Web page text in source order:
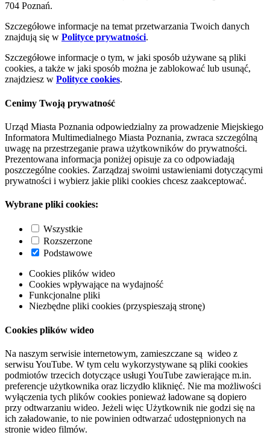
704 Poznań.
Szczegółowe informacje na temat przetwarzania Twoich danych
znajdują się w Polityce prywatności.
Szczegółowe informacje o tym, w jaki sposób używane są pliki
cookies, a także w jaki sposób można je zablokować lub usunąć,
znajdziesz w Polityce cookies.
Cenimy Twoją prywatność
Urząd Miasta Poznania odpowiedzialny za prowadzenie Miejskiego
Informatora Multimedialnego Miasta Poznania, zwraca szczególną
uwagę na przestrzeganie prawa użytkowników do prywatności.
Prezentowana informacja poniżej opisuje za co odpowiadają
poszczególne cookies. Zarządzaj swoimi ustawieniami dotyczącymi
prywatności i wybierz jakie pliki cookies chcesz zaakceptować.
Wybrane pliki cookies:
Wszystkie
Rozszerzone
Podstawowe
Cookies plików wideo
Cookies wpływające na wydajność
Funkcjonalne pliki
Niezbędne pliki cookies (przyspieszają stronę)
Cookies plików wideo
Na naszym serwisie internetowym, zamieszczane są wideo z
serwisu YouTube. W tym celu wykorzystywane są pliki cookies
podmiotów trzecich dotyczące usługi YouTube zawierające m.in.
preferencje użytkownika oraz liczydło kliknięć. Nie ma możliwości
wyłączenia tych plików cookies ponieważ ładowane są dopiero
przy odtwarzaniu wideo. Jeżeli więc Użytkownik nie godzi się na
ich załadowanie, to nie powinien odtwarzać udostępnionych na
stronie wideo filmów.